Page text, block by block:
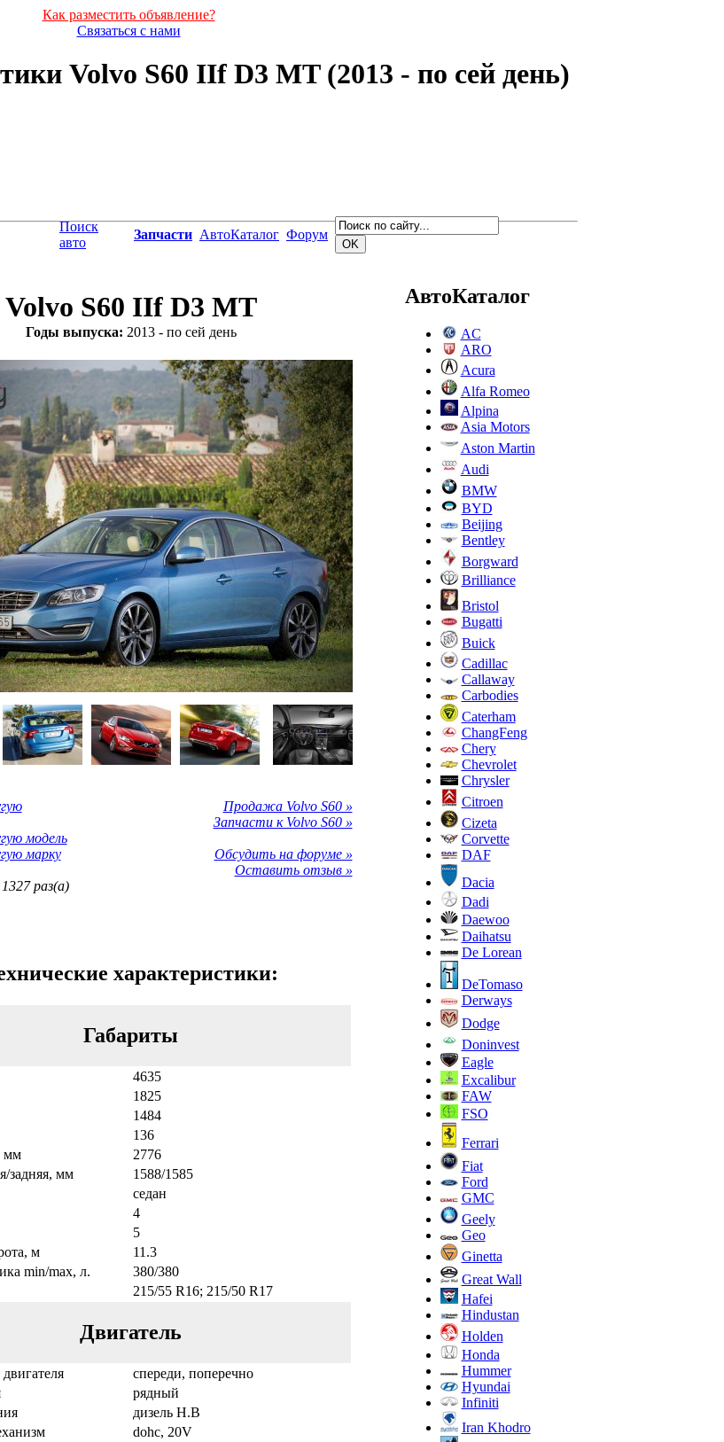
Как разместить объявление?
Связаться с нами
Volvo S60 IIf D3 MT (2013 - по сей день)
Поиск
авто
Запчасти АвтоКаталог Форум
Volvo S60 IIf D3 MT
Годы выпуска: 2013 - по сей день
модель
марку
раз(а)
Продажа Volvo S60 »
Запчасти к Volvo S60 »
Обсудить на форуме »
Оставить отзыв »
характеристики:
Габариты
4635
1825
1484
136
мм
2776
задняя, мм
1588/1585
седан
4
5
м
11.3
min/max, л.
380/380
215/55 R16; 215/50 R17
Двигатель
спереди, поперечно
рядный
дизель Н.В
dohc, 20V
АвтоКаталог
AC
ARO
Acura
Alfa Romeo
Alpina
Asia Motors
Aston Martin
Audi
BMW
BYD
Beijing
Bentley
Borgward
Brilliance
Bristol
Bugatti
Buick
Cadillac
Callaway
Carbodies
Caterham
ChangFeng
Chery
Chevrolet
Chrysler
Citroen
Cizeta
Corvette
DAF
Dacia
Dadi
Daewoo
Daihatsu
De Lorean
DeTomaso
Derways
Dodge
Doninvest
Eagle
Excalibur
FAW
FSO
Ferrari
Fiat
Ford
GMC
Geely
Geo
Ginetta
Great Wall
Hafei
Hindustan
Holden
Honda
Hummer
Hyundai
Infiniti
Iran Khodro